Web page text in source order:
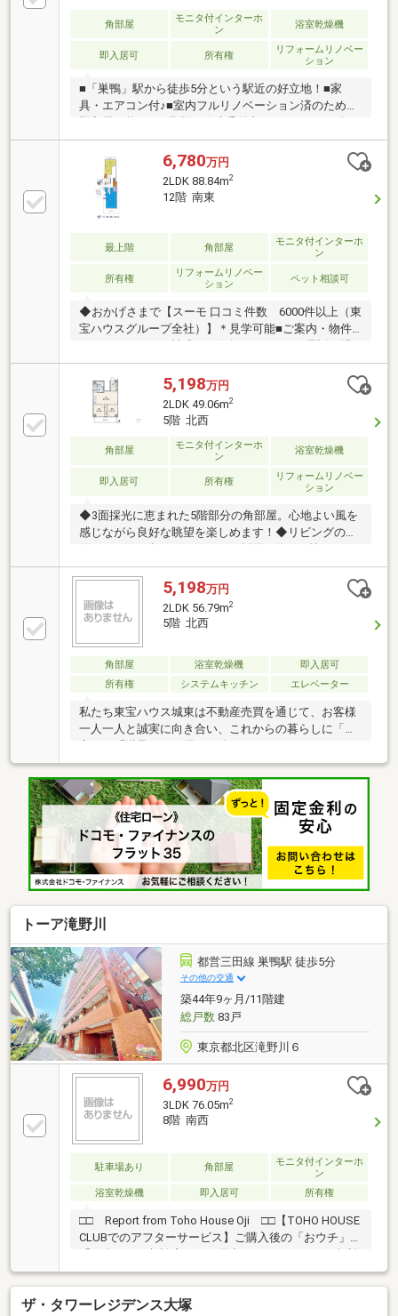
角部屋
モニタ付インターホ
ン
浴室乾燥機
即入居可 所有権
リフォームリノベー
ション
■「巣鴨」駅から徒歩5分という駅近の好立地！■家
具・エアコン付♪■室内フルリノベーション済のため、
にお申し付け下さい！【東宝ハウス練馬にご相談くだ
さい！】・生涯にわたるアフターサポート「東宝ハウ
スNEXT」。購入後も、税務や法務・保険の最適化・
借換等のご提案が可能です。・数ある提携銀行から最
適な住宅ローンのご提案を。20以上の提携した金融機
す。物件の詳細について、ご見学希望のお客様は下記
番号までお気軽にご連絡下さい。お問い合わせ専用フ
リーダイヤル ：０１２０－０６３－００２
6,780万円
2LDK 88.84m2
12階 南東
最上階 角部屋
モニタ付インターホ
ン
所有権
リフォームリノベー
ション
ペット相談可
◆おかげさまで【スーモ 口コミ件数 6000件以上（東
宝ハウスグループ全社）】＊見学可能■ご案内・物件
合：TEL:0120-104-795(通話無料)※メールの場合：【資
料請求】又は【見学予約】ボタンをクリックでお問い
合わせください。■頭金０円からのご購入可能です■ ～
東宝ハウス【ＦＤ:0120-104-795】
5,198万円
2LDK 49.06m2
5階 北西
角部屋
モニタ付インターホ
ン
浴室乾燥機
即入居可 所有権
リフォームリノベー
ション
◆3面採光に恵まれた5階部分の角部屋。心地よい風を
感じながら良好な眺望を楽しめます！◆リビングの壁
面にスッキリ収まるキッチンを採用。約12.1帖のLDK
は家具のレイアウトもしやすく、広々と有効的に活用
できます！◆各居室にクローゼットなどの収納が備わ
っているため、生活感を隠して室内を綺麗に保てま
す！◆玄関ホールに5段の可動棚が整い、お気に入り
のインテリアを飾るなど、おもてなし空間を作れま
す！◆追い焚きや浴室乾燥機が整う快適なバスルー
ム。天候や時間にとらわれずにお洗濯や入浴ができま
す！◆来客の顔を室内から素早く確認できるTVドアホ
ます！
5,198万円
2LDK 56.79m2
5階 北西
角部屋 浴室乾燥機
即入居可
所有権
システムキッチン エレベーター
私たち東宝ハウス城東は不動産売買を通じて、お客様
一人一人と誠実に向き合い、これからの暮らしに「安
心」と「満足」をお届けし続けていきます。
トーア滝野川
都営三田線 巣鴨駅 徒歩5分
その他の交通
築44年9ヶ月/11階建
総戸数83戸
東京都北区滝野川６
6,990万円
3LDK 76.05m2
8階 南西
駐車場あり 角部屋
モニタ付インターホ
ン
浴室乾燥機
即入居可 所有権
□□ Report from Toho House Oji □□【TOHO HOUSE
CLUBでのアフターサービス】ご購入後の「おウチ」と
「お金」のご相談窓口をご用意しております！・金利
上昇時のリスクヘッジ、借換え相談、繰上返済のタイ
ミング、各種保険の見直し・・・etc・おウチの設備保
証や定期点検、駆け付けサービス・・・etc購入前のタ
ザ・タワーレジデンス大塚